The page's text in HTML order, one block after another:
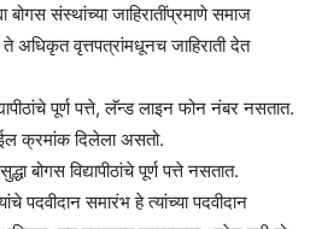
बोगस संस्थांच्या जाहिरातींप्रमाणे समाज
ते अधिकृत वृत्तपत्रांमधूनच जाहिराती देत
पूर्ण पत्ते, लॅन्ड लाइन फोन नंबर नसतात.
क्रमांक दिलेला असतो.
बोगस विद्यापीठांचे पूर्ण पत्ते नसतात.
पदवीदान समारंभ हे त्यांच्या पदवीदान